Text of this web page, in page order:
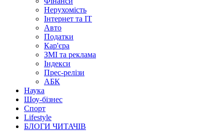
Нерухомість
Інтернет та IT
Авто
Податки
Кар'єра
ЗМІ та реклама
Індекси
Прес-релізи
АБК
Наука
Шоу-бізнес
Спорт
Lifestyle
БЛОГИ ЧИТАЧІВ